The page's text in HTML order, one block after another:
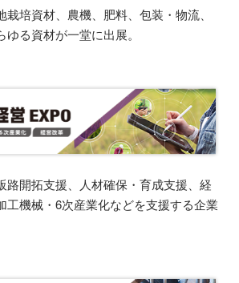
培資材、農機、肥料、包装・物流、
る資材が一堂に出展。
路開拓支援、人材確保・育成支援、経
工機械・6次産業化などを支援する企業